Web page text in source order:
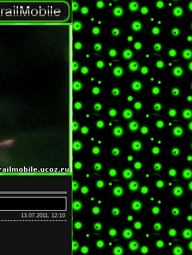
13.07.2011, 12:10